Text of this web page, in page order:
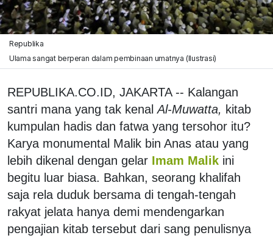
Republika
Ulama sangat berperan dalam pembinaan umatnya (Ilustrasi)
REPUBLIKA.CO.ID, JAKARTA -- Kalangan
santri mana yang tak kenalAl-Muwatta, kitab
kumpulan hadis dan fatwa yang tersohor itu?
Karya monumental Malik bin Anas atau yang
lebih dikenal dengan gelar Imam Malik ini
begitu luar biasa. Bahkan, seorang khalifah
saja rela duduk bersama di tengah-tengah
rakyat jelata hanya demi mendengarkan
pengajian kitab tersebut dari sang penulisnya